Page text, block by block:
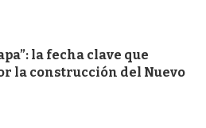
la fecha clave que
la construcción del Nuevo